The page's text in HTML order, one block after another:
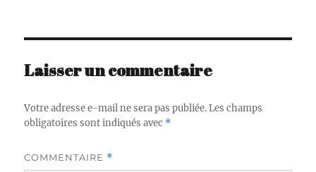
Laisser un commentaire
Votre adresse e-mail ne sera pas publiée. Les champs
obligatoires sont indiqués avec *
COMMENTAIRE *